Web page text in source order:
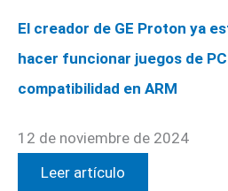
El creador de GE Proton ya
hacer funcionar juegos de
compatibilidad en ARM
12 de noviembre de 2024
Leer artículo